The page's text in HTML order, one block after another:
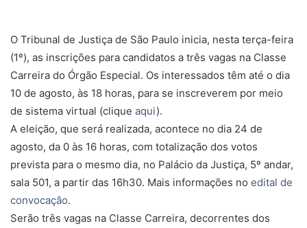
O Tribunal de Justiça de São Paulo inicia, nesta terça-feira
(1º), as inscrições para candidatos a três vagas na Classe
Carreira do Órgão Especial. Os interessados têm até o dia
10 de agosto, às 18 horas, para se inscreverem por meio
de sistema virtual (clique aqui).
A eleição, que será realizada, acontece no dia 24 de
agosto, da 0 às 16 horas, com totalização dos votos
prevista para o mesmo dia, no Palácio da Justiça, 5º andar,
sala 501, a partir das 16h30. Mais informações no edital de
convocação.
Serão três vagas na Classe Carreira, decorrentes dos